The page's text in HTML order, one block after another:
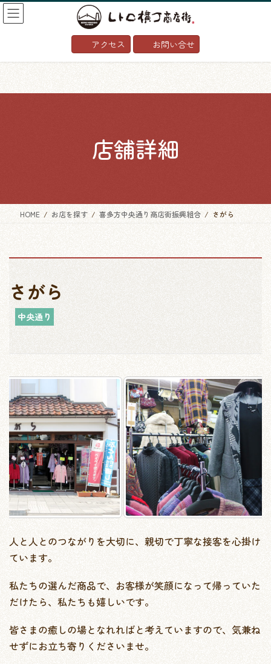
コ
ン
ツ
ス
ナ
ビ
シ
ン
アクセス お問い合せ
店舗詳細
HOME お店を探す 喜多方中央通り商店街振興組合 さがら
さがら
中央通り
人と人とのつながりを大切に、親切で丁寧な接客を心掛け
ています。
私たちの選んだ商品で、お客様が笑顔になって帰っていた
だけたら、私たちも嬉しいです。
皆さまの癒しの場となれればと考えていますので、気兼ね
せずにお立ち寄りくださいませ。